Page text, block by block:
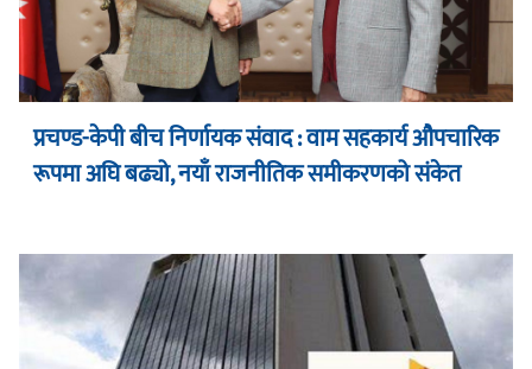
प्रचण्ड-केपी बीच निर्णायक संवाद : वाम सहकार्य औपचारिक
रूपमा अघि बढ्यो, नयाँ राजनीतिक समीकरणको संकेत